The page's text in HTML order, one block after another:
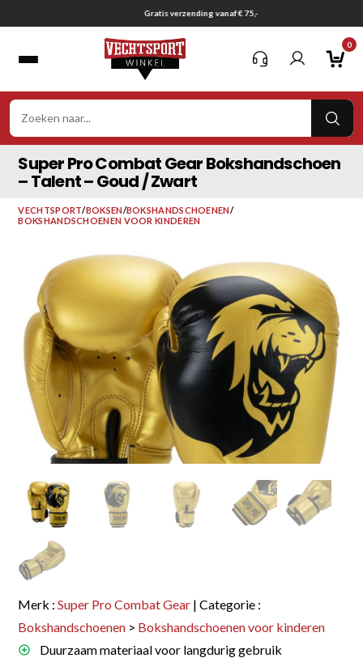
naar
Gratis verzending vanaf € 75,-
0
Super Pro Combat Gear Bokshandschoen
– Talent – Goud / Zwart
VECHTSPORT/BOKSEN/BOKSHANDSCHOENEN/
BOKSHANDSCHOENEN VOOR KINDEREN
Merk :Super Pro Combat Gear | Categorie :
Bokshandschoenen > Bokshandschoenen voor kinderen
Duurzaam materiaal voor langdurig gebruik